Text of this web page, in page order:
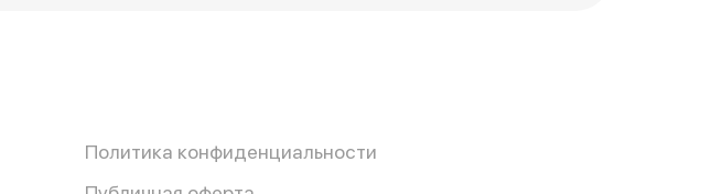
Политика конфиденциальности